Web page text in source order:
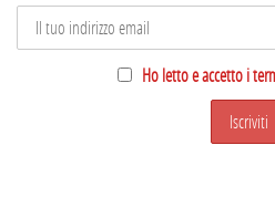
Ho letto e accetto i